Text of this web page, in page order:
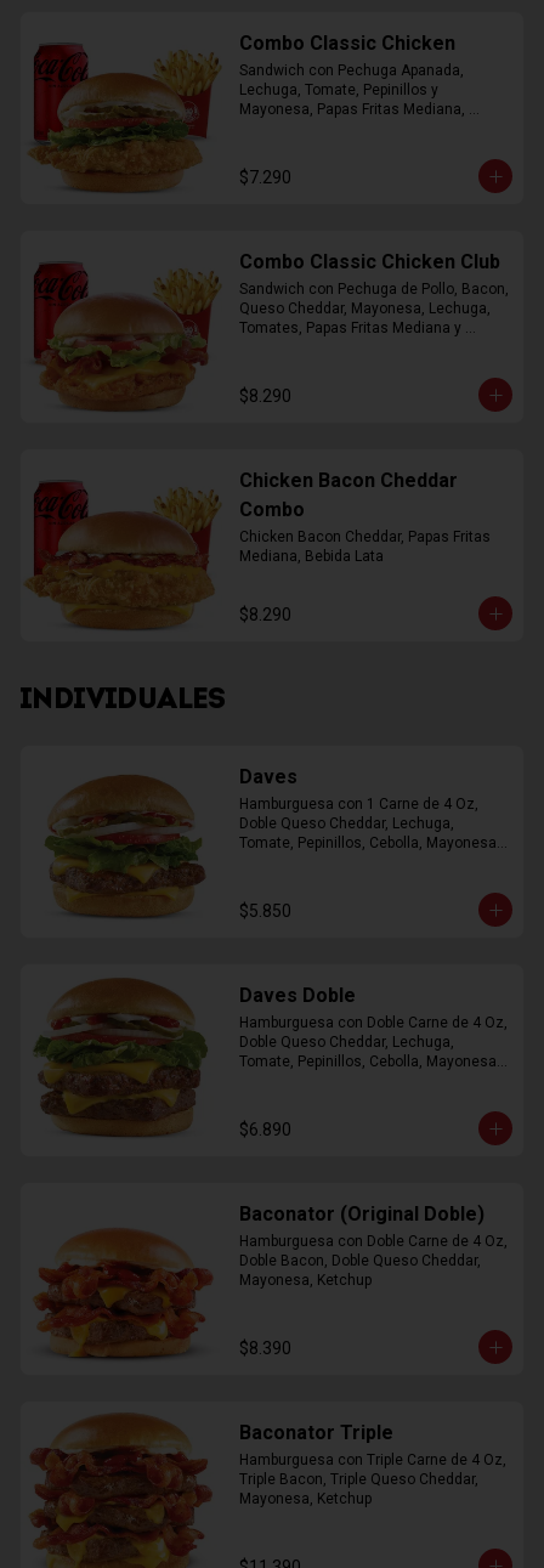
Combo Classic Chicken
Sandwich con Pechuga Apanada,
Lechuga, Tomate, Pepinillos y
Mayonesa, Papas Fritas Mediana,
$7.290
Combo Classic Chicken Club
Sandwich con Pechuga de Pollo, Bacon,
Queso Cheddar, Mayonesa, Lechuga,
Tomates, Papas Fritas Mediana y
$8.290
Chicken Bacon Cheddar
Combo
Chicken Bacon Cheddar, Papas Fritas
Mediana, Bebida Lata
$8.290
INDIVIDUALES
Daves
Hamburguesa con 1 Carne de 4 Oz,
Doble Queso Cheddar, Lechuga,
Tomate, Pepinillos, Cebolla, Mayonesa,
$5.850
Daves Doble
Hamburguesa con Doble Carne de 4 Oz,
Doble Queso Cheddar, Lechuga,
Tomate, Pepinillos, Cebolla, Mayonesa,
$6.890
Baconator (Original Doble)
Hamburguesa con Doble Carne de 4 Oz,
Doble Bacon, Doble Queso Cheddar,
Mayonesa, Ketchup
$8.390
Baconator Triple
Hamburguesa con Triple Carne de 4 Oz,
Triple Bacon, Triple Queso Cheddar,
Mayonesa, Ketchup